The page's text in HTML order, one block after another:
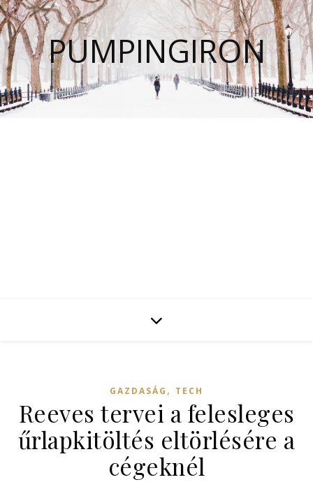
PUMPINGIRON
GAZDASÁG , TECH
Reeves tervei a felesleges
űrlapkitöltés eltörlésére a
cégeknél